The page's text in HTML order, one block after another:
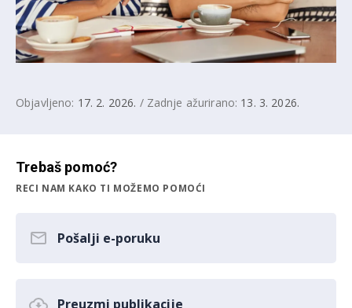
Objavljeno: 17. 2. 2026. / Zadnje ažurirano: 13. 3. 2026.
Trebaš pomoć?
RECI NAM KAKO TI MOŽEMO POMOĆI
Pošalji e-poruku
Preuzmi publikacije